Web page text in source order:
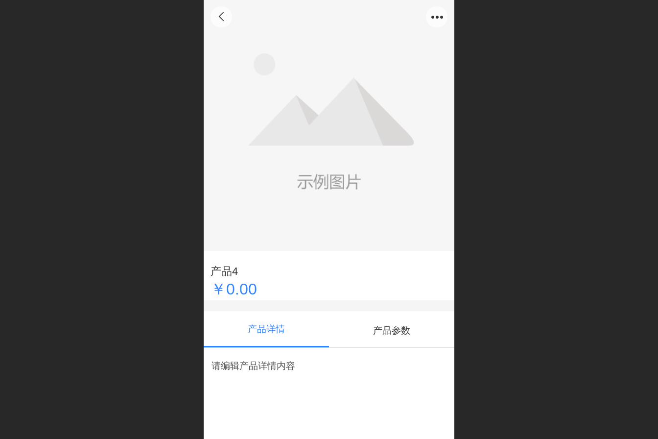
产品4
￥0.00
产品详情 产品参数
请编辑产品详情内容